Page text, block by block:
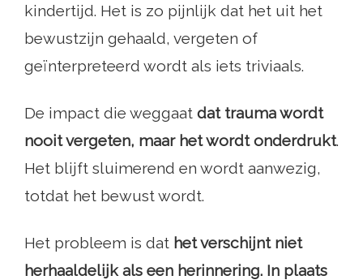
kindertijd. Het is zo pijnlijk dat het uit het
bewustzijn gehaald, vergeten of
geïnterpreteerd wordt als iets triviaals.
De impact die weggaat dat trauma wordt
nooit vergeten, maar het wordt onderdrukt.
Het blijft sluimerend en wordt aanwezig,
totdat het bewust wordt.
Het probleem is dat het verschijnt niet
herhaaldelijk als een herinnering. In plaats